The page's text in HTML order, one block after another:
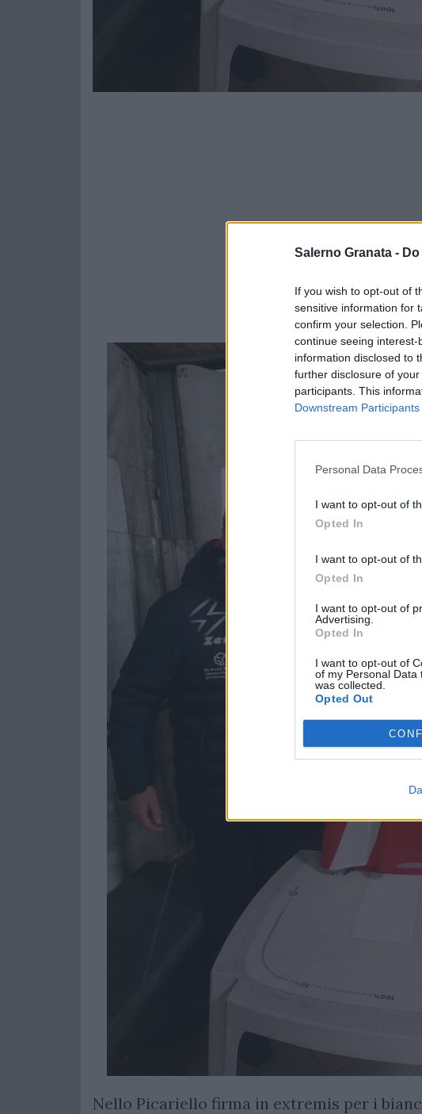
Salerno Granata -
If you wish to opt-out of
sensitive information for
confirm your selection.
continue seeing
information disclosed to
further disclosure of
participants. This
Downstream Participants
Personal Data
I want to opt-out of
Opted In
I want to opt-out of
Opted In
I want to opt-out of
Advertising.
Opted In
I want to opt-out of
of my Personal Data
was collected.
Opted Out
Nello Picariello firma in extremis per i